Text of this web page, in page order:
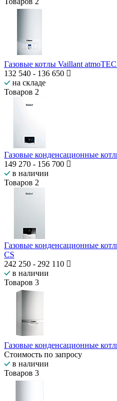
Газовые котлы Vaillant
132 540 - 136 650
на складе
Товаров 2
Газовые конденсационные
149 270 - 156 700
в наличии
Товаров 2
Газовые конденсационные
CS
242 250 - 292 110
в наличии
Товаров 3
Газовые конденсационные
Стоимость по запросу
в наличии
Товаров 3